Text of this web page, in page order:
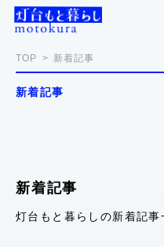
TOP 新着記事
新着記事
新着記事
灯台もと暮らしの新着記事